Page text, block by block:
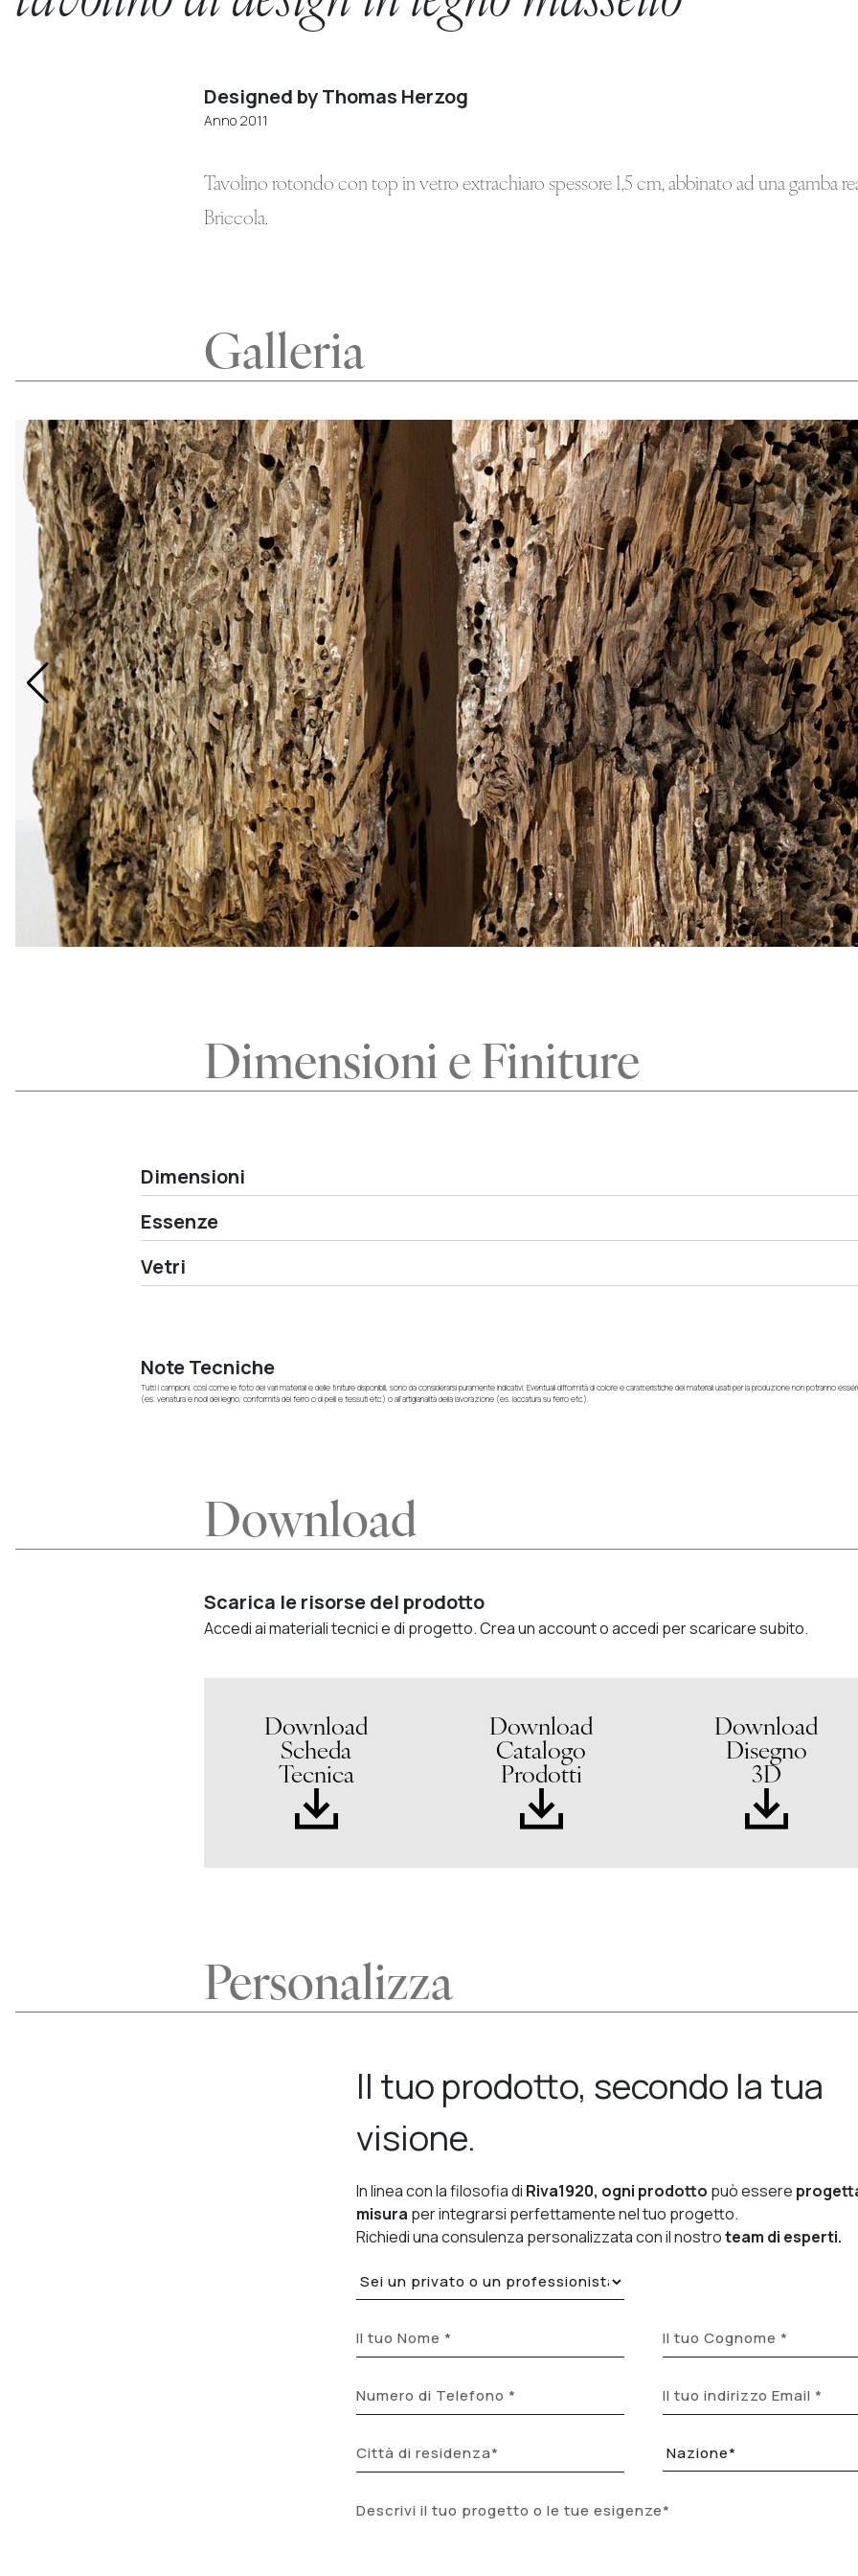
Designed by Thomas Herzog
Anno 2011
Tavolino rotondo con top in vetro extrachiaro spessore 1,5 cm, abbinato ad una gamba
Briccola.
Galleria
Dimensioni e Finiture
Dimensioni
Essenze
Vetri
Note Tecniche
Tutti i campioni, così come le foto dei vari materiali e delle finiture disponibili, sono da considerarsi puramente indicativi. Eventuali difformità di colore e caratteristiche dei materiali usati per la produzione non potranno
(es. venatura e nodi del legno, conformità del ferro o di pelli e tessuti etc.) o all’artigianalità della lavorazione (es. laccatura su ferro etc.).
Download
Scarica le risorse del prodotto
Accedi ai materiali tecnici e di progetto. Crea un account o accedi per scaricare subito.
Download
Scheda
Tecnica
Download
Catalogo
Prodotti
Download
Disegno
3D
Personalizza
Il tuo prodotto, secondo la tua
visione.
In linea con la filosofia di Riva1920, ogni prodotto può essere
misura per integrarsi perfettamente nel tuo progetto.
Richiedi una consulenza personalizzata con il nostroteam di esperti.